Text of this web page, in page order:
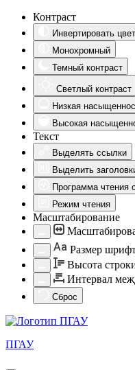
Контраст
Инвертировать
Монохромный
Темный контраст
Светлый контраст
Низкая
Высокая
Текст
Выделять ссылки
Выделить
Программа чтения
Режим чтения
Масштабирование
Aa Размер
Высота
Интервал
Сброс
ПГАУ